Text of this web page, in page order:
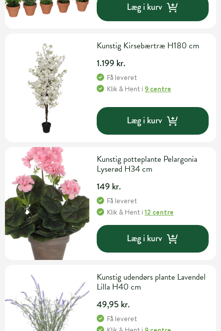
Læg i kurv
Kunstig Kirsebærtræ H180 cm
1.199 kr.
Få leveret
Klik & Hent i 9 centre
Læg i kurv
Kunstig potteplante Pelargonia
Lyserød H34 cm
149 kr.
Få leveret
Klik & Hent i12 centre
Læg i kurv
Kunstig udendørs plante Lavendel
Lilla H40 cm
49,95 kr.
Få leveret